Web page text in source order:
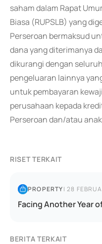
saham dalam Rapat
Biasa (RUPSLB) yang
Perseroan bermaksud
dana yang diterimanya
dikurangi dengan
pengeluaran lainnya
untuk pembayaran
perusahaan kepada
Perseroan dan/atau
RISET TERKAIT
PROPERTY|28
Facing Another Year
BERITA TERKAIT